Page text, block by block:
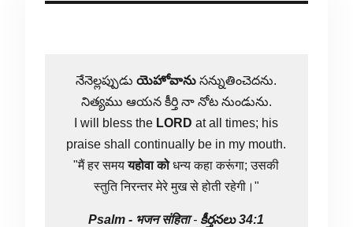
నేనెల్లప్పుడుయెహోవాను సన్నుతించెదను.
నిత్యము ఆయన కీర్తి నా నోట నుండును.
I will bless the LORD at all times; his
praise shall continually be in my mouth.
"मैं हर समययहोवा कोधन्य कहा करूंगा; उसकी
स्तुति निरन्तर मेरे मुख से होती रहेगी।"
Psalm - भजन संहिता- కీర్తనలు 34:1